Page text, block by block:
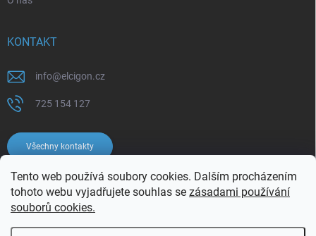
Tento web používá soubory cookies. Dalším procházením
tohoto webu vyjadřujete souhlas se zásadami používání
souborů cookies.
KONTAKT
info@elcigon.cz
725 154 127
Všechny kontakty